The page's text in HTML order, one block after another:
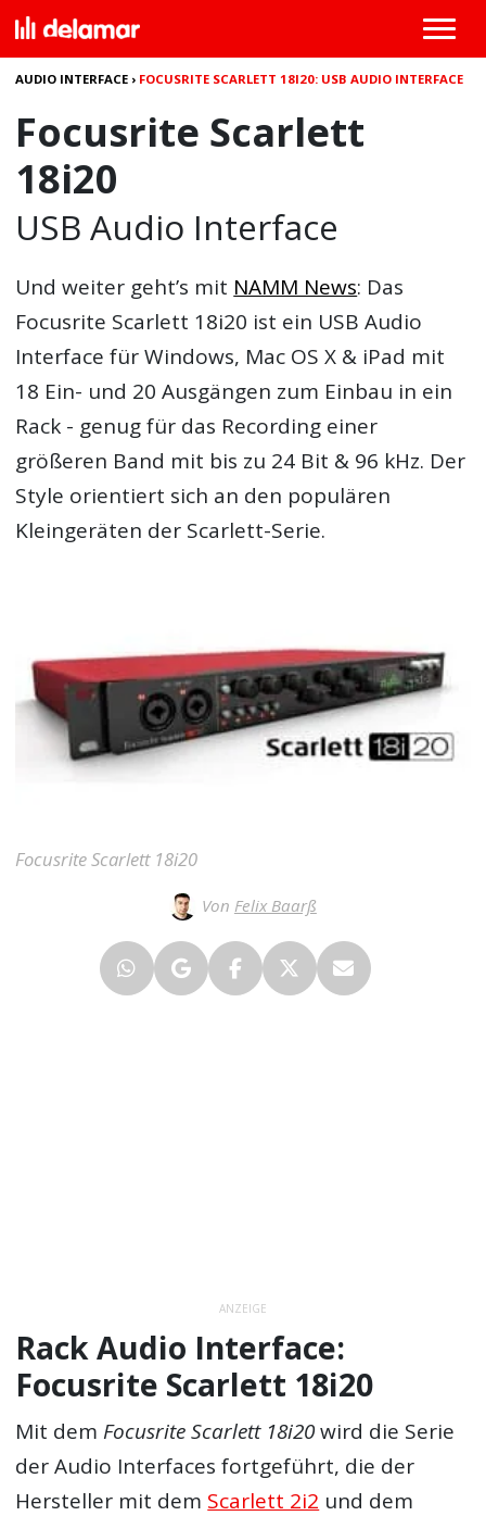
AUDIO INTERFACE › FOCUSRITE SCARLETT 18I20: USB AUDIO INTERFACE
Focusrite Scarlett
18i20
USB Audio Interface
Und weiter geht’s mit NAMM News: Das
Focusrite Scarlett 18i20 ist ein USB Audio
Interface für Windows, Mac OS X & iPad mit
18 Ein- und 20 Ausgängen zum Einbau in ein
Rack - genug für das Recording einer
größeren Band mit bis zu 24 Bit & 96 kHz. Der
Style orientiert sich an den populären
Kleingeräten der Scarlett-Serie.
Focusrite Scarlett 18i20
Von Felix Baarß
ANZEIGE
Rack Audio Interface:
Focusrite Scarlett 18i20
Mit dem Focusrite Scarlett 18i20wird die Serie
der Audio Interfaces fortgeführt, die der
Hersteller mit dem Scarlett 2i2 und dem